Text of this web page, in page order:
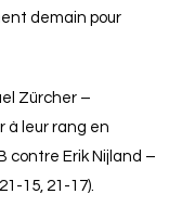
demain pour
Zürcher –
à leur rang en
contre Erik Nijland –
15, 21-17).